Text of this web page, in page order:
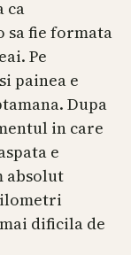
ca
sa fie formata
Pe
painea e
Dupa
in care
e
absolut
dificila de